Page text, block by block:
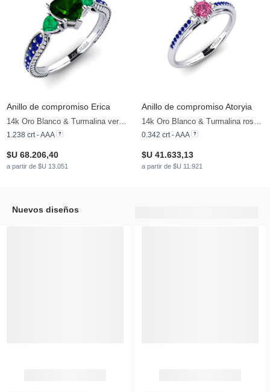
Anillo de compromiso Erica
14k Oro Blanco & Turmalina verde & Esmeralda & Zafiro
1.238 crt - AAA
$U 68.206,40
a partir de $U 13.051
Anillo de compromiso Atoryia
14k Oro Blanco & Turmalina rosa & Zafiro & Diamante Negro
0.342 crt - AAA
$U 41.633,13
a partir de $U 11.921
Nuevos diseños